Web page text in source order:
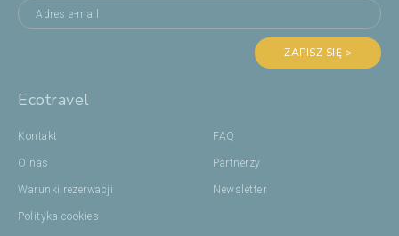
ZAPISZ SIĘ >
Ecotravel
Kontakt
O nas
Warunki rezerwacji
Polityka cookies
FAQ
Partnerzy
Newsletter